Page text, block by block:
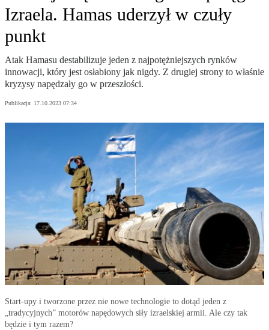
Izraela. Hamas uderzył w czuły
punkt
Atak Hamasu destabilizuje jeden z najpotężniejszych rynków
innowacji, który jest osłabiony jak nigdy. Z drugiej strony to właśnie
kryzysy napędzały go w przeszłości.
Publikacja: 17.10.2023 07:34
Start-upy i tworzone przez nie nowe technologie to dotąd jeden z
„tradycyjnych” motorów napędowych siły izraelskiej armii. Ale czy tak
będzie i tym razem?